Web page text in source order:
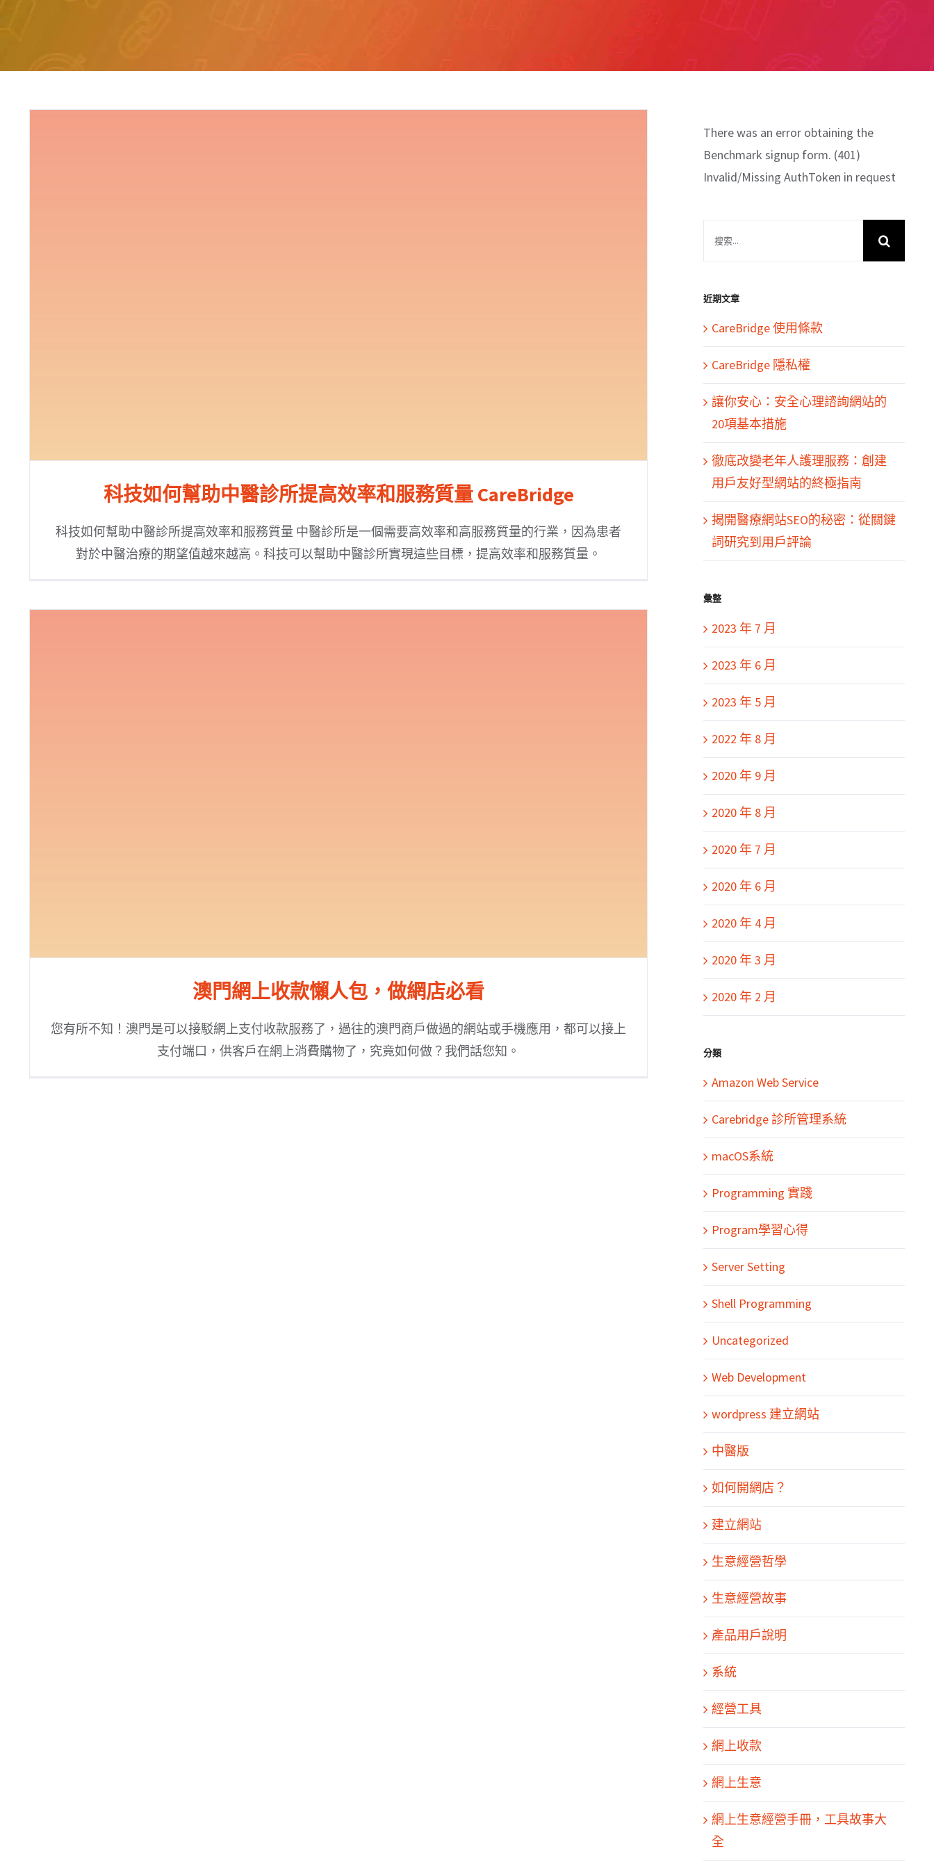
科技如何幫助中醫診所提高效率和服務質量 CareBridge
科技如何幫助中醫診所提高效率和服務質量 中醫診所是一個需要高效率和高服務質量的行業，因為患者
對於中醫治療的期望值越來越高。科技可以幫助中醫診所實現這些目標，提高效率和服務質量。
澳門網上收款懶人包，做網店必看
您有所不知！澳門是可以接駁網上支付收款服務了，過往的澳門商戶做過的網站或手機應用，都可以接上
支付端口，供客戶在網上消費購物了，究竟如何做？我們話您知。
There was an error obtaining the
Benchmark signup form. (401)
Invalid/Missing AuthToken in request
果：
近期文章
CareBridge 使用條款
CareBridge 隱私權
讓你安心：安全心理諮詢網站的
20項基本措施
徹底改變老年人護理服務：創建
用戶友好型網站的終極指南
揭開醫療網站SEO的秘密：從關鍵
詞研究到用戶評論
彙整
2023 年 7 月
2023 年 6 月
2023 年 5 月
2022 年 8 月
2020 年 9 月
2020 年 8 月
2020 年 7 月
2020 年 6 月
2020 年 4 月
2020 年 3 月
2020 年 2 月
分類
Amazon Web Service
Carebridge 診所管理系統
macOS系統
Programming 實踐
Program學習心得
Server Setting
Shell Programming
Uncategorized
Web Development
wordpress 建立網站
中醫版
如何開網店？
建立網站
生意經營哲學
生意經營故事
產品用戶說明
系統
經營工具
網上收款
網上生意
網上生意經營手冊，工具故事大
全